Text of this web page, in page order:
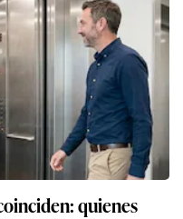
quienes